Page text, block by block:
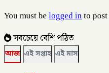
You must belogged into
সবচেয়ে বেশি পঠিত
আজ এই সপ্তাহ এই মাস